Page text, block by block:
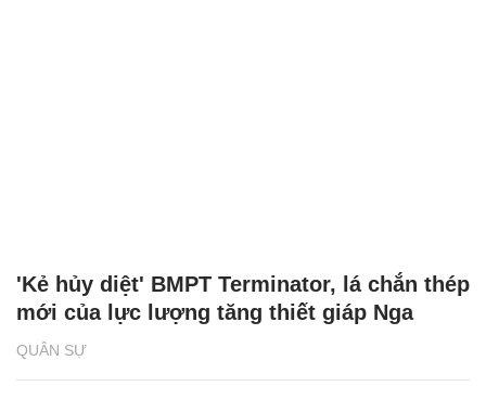
QUÂN SỰ
'Kẻ hủy diệt' BMPT Terminator, lá chắn thép
mới của lực lượng tăng thiết giáp Nga